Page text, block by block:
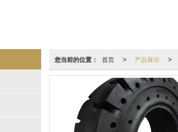
您当前的位置： 首页 > 产品展示 >